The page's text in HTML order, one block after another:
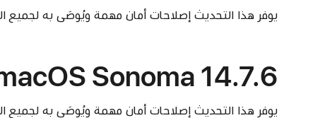
يوفر هذا التحديث إصلاحات أمان مهمة ويُوصَى به لجميع
Sonoma 14.7.6
يوفر هذا التحديث إصلاحات أمان مهمة ويُوصَى به لجميع